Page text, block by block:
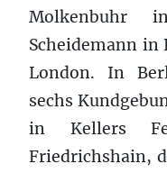
Molkenbuhr
Scheidemann in
London. In
sechs
in Kellers
Friedrichshain,